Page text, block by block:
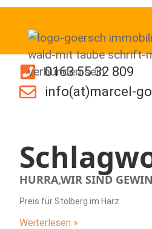
0163 55 32 809
info(at)marcel-
HURRA,WIR SIND
Preis für Stolberg im Harz
Weiterlesen »